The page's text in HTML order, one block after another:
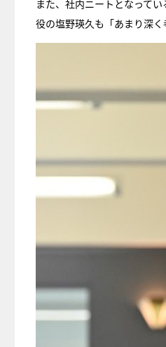
また、社内ニートとなって
役の塩野瑛久も「あまり深